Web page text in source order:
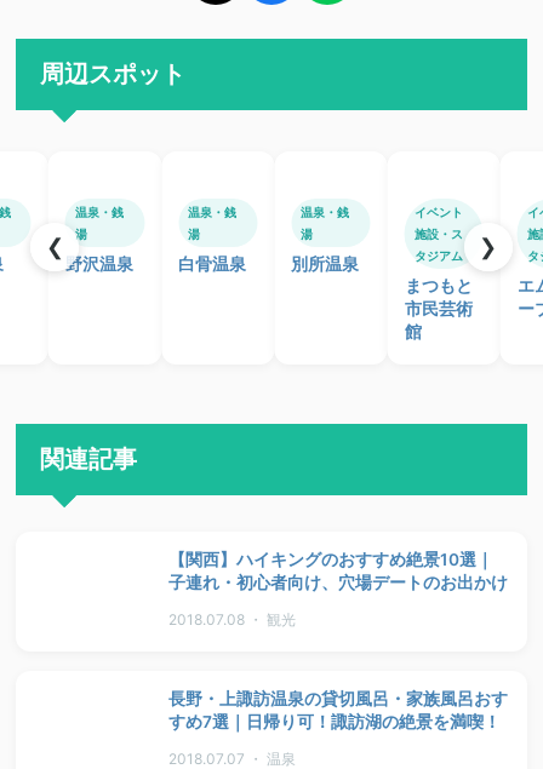
周辺スポット
温泉・銭
湯
野沢温泉
温泉・銭
湯
白骨温泉
温泉・銭
湯
別所温泉
イベント
施設・ス
タジアム
まつもと
市民芸術
館
イ
施
タ
エ
ー
❮ ❯
関連記事
【関西】ハイキングのおすすめ絶景10選｜
子連れ・初心者向け、穴場デートのお出かけ
2018.07.08 ・ 観光
長野・上諏訪温泉の貸切風呂・家族風呂おす
すめ7選｜日帰り可！諏訪湖の絶景を満喫！
2018.07.07 ・ 温泉